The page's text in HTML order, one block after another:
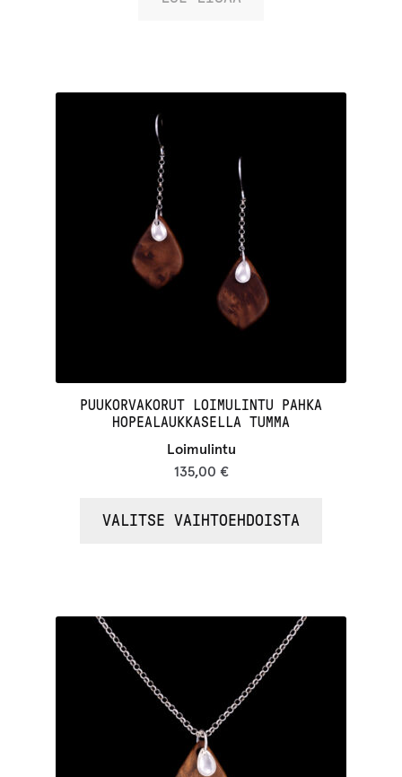
PUUKORVAKORUT LOIMULINTU PAHKA
HOPEALAUKKASELLA TUMMA
Loimulintu
135,00 €
VALITSE VAIHTOEHDOISTA